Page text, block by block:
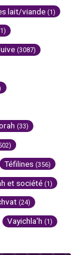
lait/viande (1)
(3087)
(33)
Téfilines (356)
et société (1)
(24)
Vayichla'h (1)